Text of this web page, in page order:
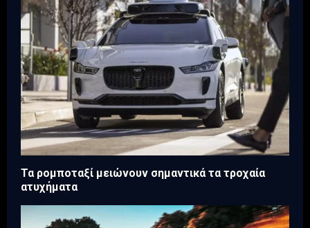
Τα ρομποταξί μειώνουν σημαντικά τα τροχαία
ατυχήματα